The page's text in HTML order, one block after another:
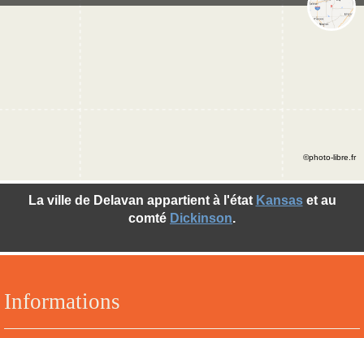
Informations
La ville de Delavan appartient à l'état Kansaset au
comté Dickinson.
©photo-libre.fr